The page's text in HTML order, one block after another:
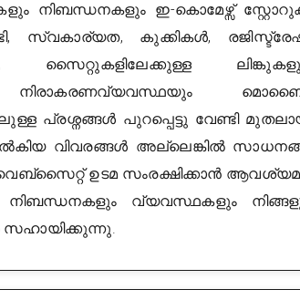
ഇ-കൊമേഴ്സ്
സ്വകാര്യത, കുക്കികൾ,
നിരാകരണവ്യവസ്ഥയും
പ്രശ്നങ്ങൾ പുറപ്പെട്ടു വേണ്ടി
വിവരങ്ങൾ അല്ലെങ്കിൽ
ഉടമ സംരക്ഷിക്കാൻ
വ്യവസ്ഥകളും
സഹായിക്കുന്നു.